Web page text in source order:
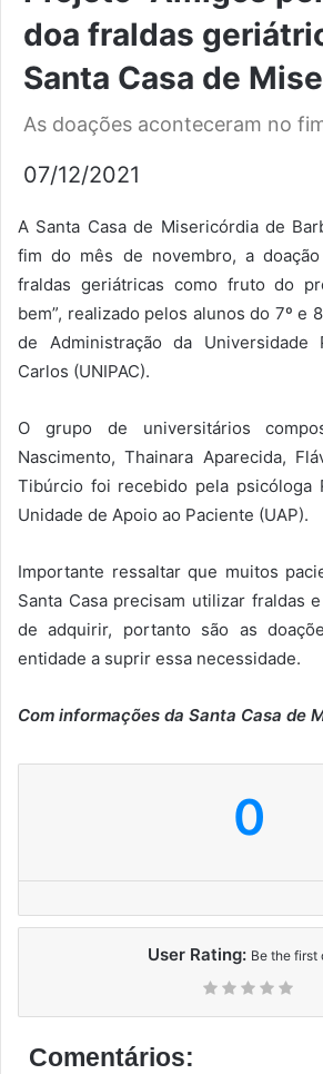
doa fraldas
Santa Casa de
As doações aconteceram no
07/12/2021
A Santa Casa de Misericórdia de
fim do mês de novembro, a
fraldas geriátricas como fruto do
bem”, realizado pelos alunos do 7º e
de Administração da Universidade
Carlos (UNIPAC).
O grupo de universitários
Nascimento, Thainara Aparecida,
Tibúrcio foi recebido pela psicóloga
Unidade de Apoio ao Paciente (UAP).
Importante ressaltar que muitos
Santa Casa precisam utilizar fraldas
de adquirir, portanto são as
entidade a suprir essa necessidade.
Com informações da Santa Casa de
0
User Rating: Be the first
Comentários: